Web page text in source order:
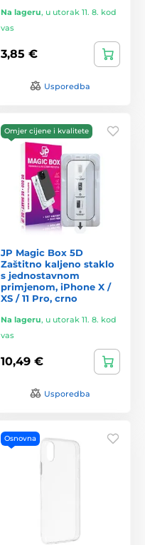
Na lageru, u utorak 11. 8. kod
vas
3,85 €
Usporedba
Omjer cijene i kvalitete
JP Magic Box 5D
Zaštitno kaljeno staklo
s jednostavnom
primjenom, iPhone X /
XS / 11 Pro, crno
Na lageru, u utorak 11. 8. kod
vas
10,49 €
Usporedba
Osnovna